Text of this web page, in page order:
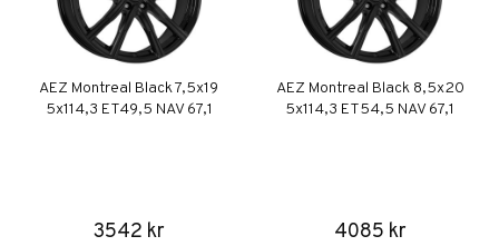
AEZ Montreal Black 7,5x19
5x114,3 ET49,5 NAV 67,1
3542 kr
AEZ Montreal Black 8,5x20
5x114,3 ET54,5 NAV 67,1
4085 kr